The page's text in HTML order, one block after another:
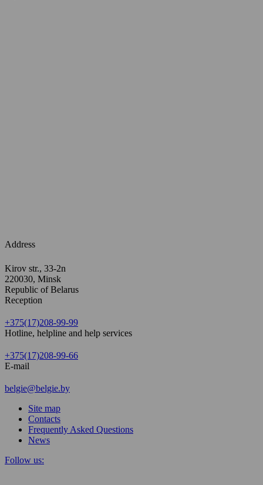
Address
Kirov str., 33-2n
220030, Minsk
Republic of Belarus
Reception
+375(17)208-99-99
Hotline, helpline and help services
+375(17)208-99-66
E-mail
belgie@belgie.by
Site map
Contacts
Frequently Asked Questions
News
Follow us: